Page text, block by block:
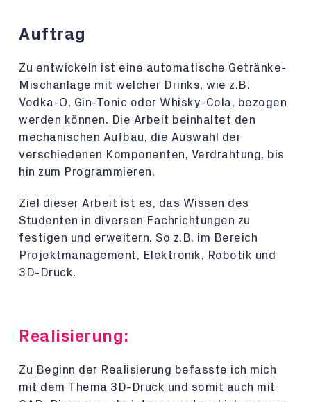
Auftrag
Zu entwickeln ist eine automatische Getränke-
Mischanlage mit welcher Drinks, wie z.B.
Vodka-O, Gin-Tonic oder Whisky-Cola, bezogen
werden können. Die Arbeit beinhaltet den
mechanischen Aufbau, die Auswahl der
verschiedenen Komponenten, Verdrahtung, bis
hin zum Programmieren.
Ziel dieser Arbeit ist es, das Wissen des
Studenten in diversen Fachrichtungen zu
festigen und erweitern. So z.B. im Bereich
Projektmanagement, Elektronik, Robotik und
3D-Druck.
Realisierung:
Zu Beginn der Realisierung befasste ich mich
mit dem Thema 3D-Druck und somit auch mit